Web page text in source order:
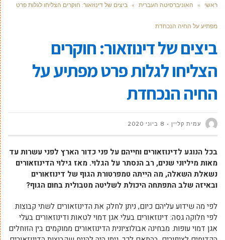
ראשי » האוניברסיטה העברית » ביצים של דינוזאור: חוקרים הצליחו לגלות פרט
מפתיע על החיה הנכחדת
ביצים של דינוזאור: חוקרים
הצליחו לגלות פרט מפתיע על
החיה הנכחדת
עמית קליין 8 ביוני 2020
בכל הנוגע לדינוזאורים וחייהם על פני כדור הארץ לפני עשרות עד
מאות מיליוני שנים, רב הנסתר על הגלוי. מאז גילוי הדינוזאורים
נשאלת השאלה, מה הייתה טמפרטורת הגוף של דינוזאורים
ובאיזה שלב התפתחה היכולת לשליטה מטבולית בחום הגוף?
לפי מה שידוע עליהם כיום, ניתן לחלק את הדינוזאורים לשתי קבוצות
לפי חלוקה גסה: דינוזאורים בעלי אגן דמוי לטאות ודינוזאורים בעלי
אגן דמוי עופות. מבחינה אבולוציונית הדינוזאורים ממוקמים בין הזוחלים